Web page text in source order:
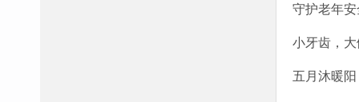
守护老年
小牙齿，
五月沐暖